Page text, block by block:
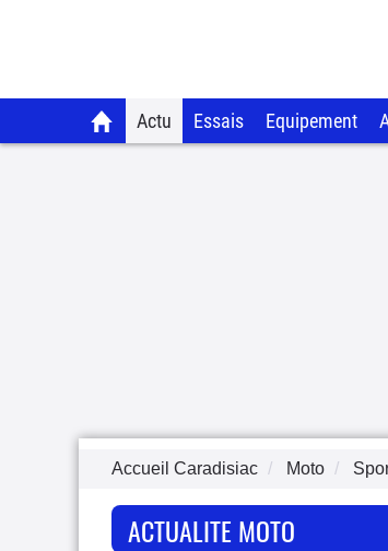
Actu Essais Equipement
Accueil Caradisiac Moto
ACTUALITE MOTO